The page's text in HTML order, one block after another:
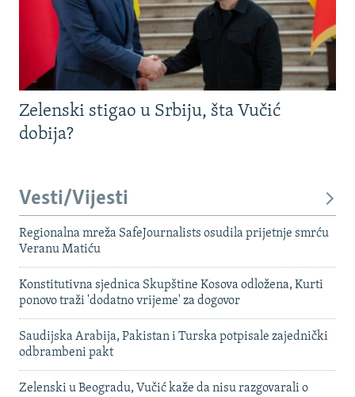
Zelenski stigao u Srbiju, šta Vučić
dobija?
Vesti/Vijesti
Regionalna mreža SafeJournalists osudila prijetnje smrću
Veranu Matiću
Konstitutivna sjednica Skupštine Kosova odložena, Kurti
ponovo traži 'dodatno vrijeme' za dogovor
Saudijska Arabija, Pakistan i Turska potpisale zajednički
odbrambeni pakt
Zelenski u Beogradu, Vučić kaže da nisu razgovarali o